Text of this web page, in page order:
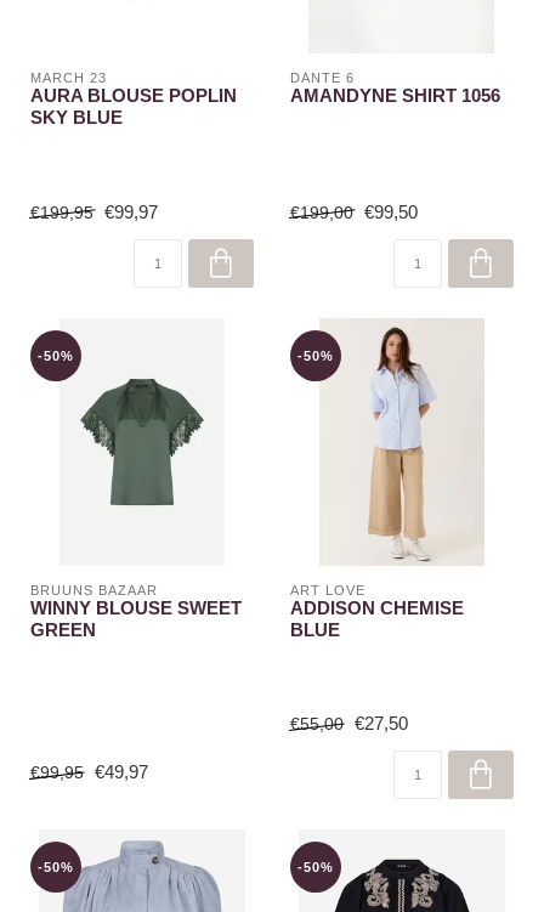
MARCH 23
AURA BLOUSE POPLIN
SKY BLUE
€199,95 €99,97
DANTE 6
AMANDYNE SHIRT 1056
€199,00 €99,50
-50%
BRUUNS BAZAAR
WINNY BLOUSE SWEET
GREEN
€99,95 €49,97
-50%
ART LOVE
ADDISON CHEMISE
BLUE
€55,00 €27,50
-50% -50%